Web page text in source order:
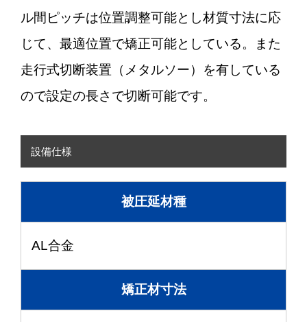
ル間ピッチは位置調整可能とし材質寸法に応
じて、最適位置で矯正可能としている。また
走行式切断装置（メタルソー）を有している
ので設定の長さで切断可能です。
設備仕様
被圧延材種
AL合金
矯正材寸法